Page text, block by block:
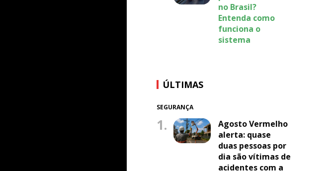
no Brasil?
Entenda como
funciona o
sistema
ÚLTIMAS
SEGURANÇA
1.
Agosto Vermelho
alerta: quase
duas pessoas por
dia são vítimas de
acidentes com a